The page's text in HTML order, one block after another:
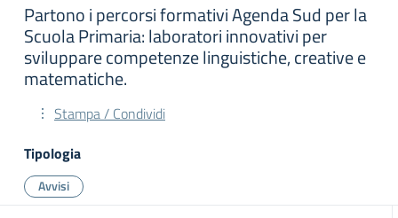
Partono i percorsi formativi Agenda Sud per la
Scuola Primaria: laboratori innovativi per
sviluppare competenze linguistiche, creative e
matematiche.
Stampa / Condividi
Tipologia
Avvisi